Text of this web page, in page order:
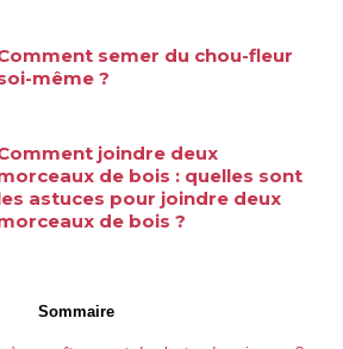
semer du chou-fleur
même ?
joindre deux
de bois : quelles sont
astuces pour joindre deux
de bois ?
Sommaire